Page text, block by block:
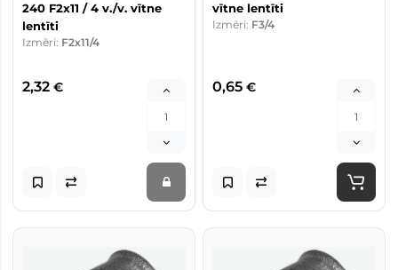
240 F2x11 / 4 v./v. vītne
lentīti
Izmēri: F2x11/4
2,32 €
vītne lentīti
Izmēri: F3/4
0,65 €